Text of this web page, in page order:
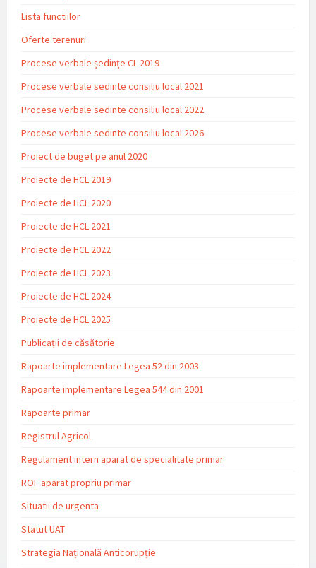
Lista functiilor
Oferte terenuri
Procese verbale ședințe CL 2019
Procese verbale sedinte consiliu local 2021
Procese verbale sedinte consiliu local 2022
Procese verbale sedinte consiliu local 2026
Proiect de buget pe anul 2020
Proiecte de HCL 2019
Proiecte de HCL 2020
Proiecte de HCL 2021
Proiecte de HCL 2022
Proiecte de HCL 2023
Proiecte de HCL 2024
Proiecte de HCL 2025
Publicații de căsătorie
Rapoarte implementare Legea 52 din 2003
Rapoarte implementare Legea 544 din 2001
Rapoarte primar
Registrul Agricol
Regulament intern aparat de specialitate primar
ROF aparat propriu primar
Situatii de urgenta
Statut UAT
Strategia Națională Anticorupție